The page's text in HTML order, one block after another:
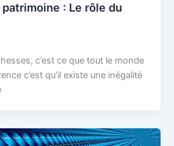
: Le rôle du
c’est ce que tout le monde
c’est qu’il existe une inégalité